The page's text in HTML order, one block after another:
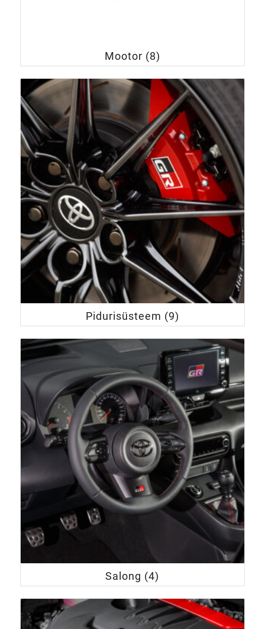
Mootor (8)
Pidurisüsteem (9)
Salong (4)